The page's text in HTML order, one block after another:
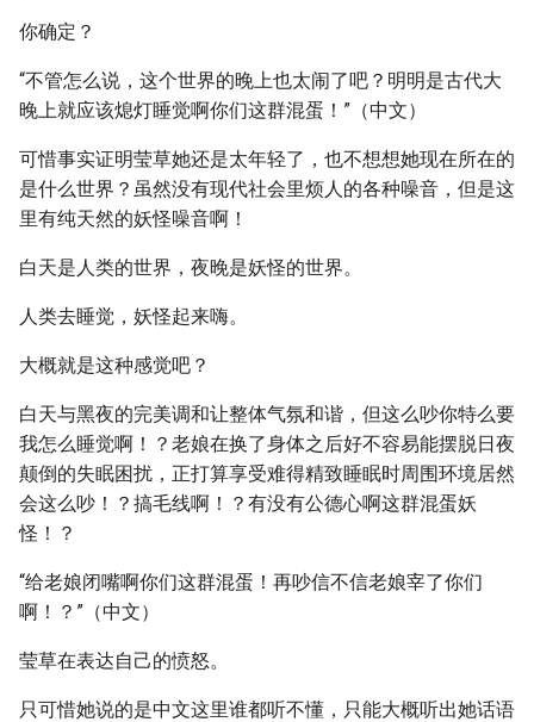
你确定？
“不管怎么说，这个世界的晚上也太闹了吧？明明是古代大
晚上就应该熄灯睡觉啊你们这群混蛋！”（中文）
可惜事实证明莹草她还是太年轻了，也不想想她现在所在的
是什么世界？虽然没有现代社会里烦人的各种噪音，但是这
里有纯天然的妖怪噪音啊！
白天是人类的世界，夜晚是妖怪的世界。
人类去睡觉，妖怪起来嗨。
大概就是这种感觉吧？
白天与黑夜的完美调和让整体气氛和谐，但这么吵你特么要
我怎么睡觉啊！？老娘在换了身体之后好不容易能摆脱日夜
颠倒的失眠困扰，正打算享受难得精致睡眠时周围环境居然
会这么吵！？搞毛线啊！？有没有公德心啊这群混蛋妖
怪！？
“给老娘闭嘴啊你们这群混蛋！再吵信不信老娘宰了你们
啊！？”（中文）
莹草在表达自己的愤怒。
只可惜她说的是中文这里谁都听不懂，只能大概听出她话语